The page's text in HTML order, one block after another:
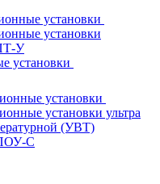
установки
установки
У
установки
установки
установки ультра
(УВТ)
С